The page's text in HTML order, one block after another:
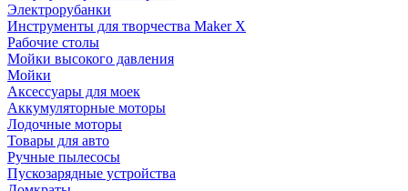
Электрорубанки
Инструменты для творчества Maker X
Рабочие столы
Мойки высокого давления
Мойки
Аксессуары для моек
Аккумуляторные моторы
Лодочные моторы
Товары для авто
Ручные пылесосы
Пускозарядные устройства